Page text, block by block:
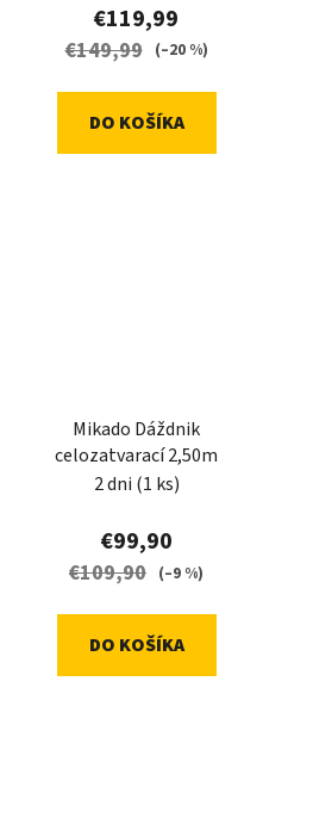
€119,99
€149,99 (–20 %)
DO KOŠÍKA
Mikado Dáždnik
celozatvarací 2,50m
2 dni (1 ks)
€99,90
€109,90 (–9 %)
DO KOŠÍKA